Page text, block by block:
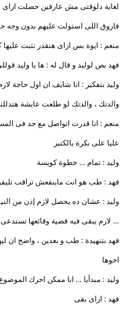
لغاية دلوقتى مش عارفين حصلت ازاى ،
فاروق اللى استولت عليهم بدون وجه
منعم : ايوة بس ازاى هنقدر نثبت
فهد بص لوليد و قال له : ها يا وليد
وليد بتفكير : انا شايف ان اول حاجة
والدتك ، والدتك لو طلعت عايشة
منعم : انا قدرت اتواصل مع حد فى
عليا على بكرة بالكتير
وليد : تمام … خطوة كويسة
فهد : طب هو انت ماينفعش تراقب
وليد : عشان ده يحصل لازم إذن من
… لازم يبقى فيه قضية وقائعها تستدعى
فهد بتنهيدة : طب و بعدين ، واضح ان
اخوها
وليد : مبدأيا … انا ممكن احرك
فهد : ازاى بقى